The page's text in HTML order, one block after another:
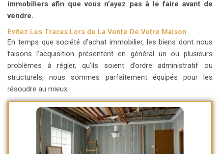
immobiliers afin que vous n’ayez pas à le faire avant de
vendre.
Evitez Les Tracas Lors de La Vente De Votre Maison
En temps que société d’achat immobilier, les biens dont nous
faisons l’acquisition présentent en général un ou plusieurs
problèmes à régler, qu’ils soient d’ordre administratif ou
structurels, nous sommes parfaitement équipés pour les
résoudre au mieux.